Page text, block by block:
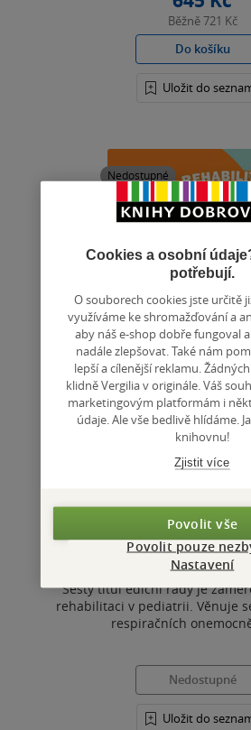
Běžně721 Kč
Do košíku
Uložit do
Nedostupné
Léčebná
Libuše Smolíková,
0.0
z
5
hvězdiček
měkká vazba
Šestý titul ediční řady je
rehabilitaci v pediatrii. Věnuje
respiračních
Nedostupné
Uložit do
Cookies a osobní
potřebují.
O souborech cookies jste určitě
využíváme ke shromažďování a
aby náš e-shop dobře fungoval
nadále zlepšovat. Také nám
lepší a cílenější reklamu.
klidně Vergilia v originále. Váš
marketingovým platformám i
údaje. Ale vše bedlivě hlídáme.
knihovnu!
Zjistit více
Povolit vše
Povolit pouze
Nastavení